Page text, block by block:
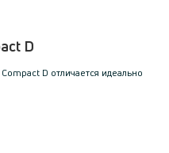
D
D oтличается идеально